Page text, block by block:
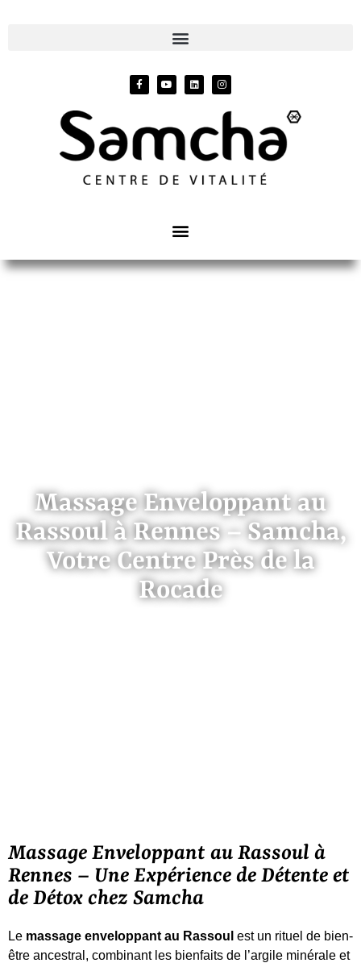
Massage Enveloppant au
Rassoul à Rennes – Samcha,
Votre Centre Près de la
Rocade
Massage Enveloppant au Rassoul à
Rennes – Une Expérience de Détente et
de Détox chez Samcha
Le massage enveloppant au Rassoul est un rituel de bien-
être ancestral, combinant les bienfaits de l’argile minérale et